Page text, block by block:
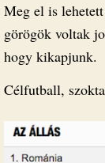
Meg el is
görögök voltak
hogy kikapjunk.
Célfutball,